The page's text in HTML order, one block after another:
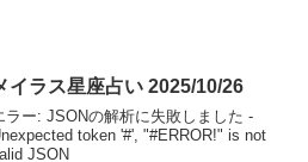
イラス星座占い 2025/10/26
ラー: JSONの解析に失敗しました -
token '#', "#ERROR!" is not
JSON